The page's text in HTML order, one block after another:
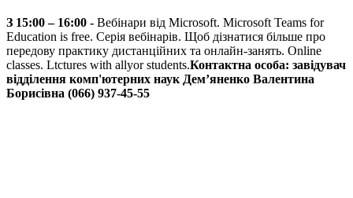
З 15:00 – 16:00 - Вебінари від Microsoft. Microsoft Teams for
Education is free. Серія вебінарів. Щоб дізнатися більше про
передову практику дистанційних та онлайн-занять. Online
classes. Ltctures with allyor students.Контактна особа: завідувач
відділення комп'ютерних наук Дем’яненко Валентина
Борисівна (066) 937-45-55